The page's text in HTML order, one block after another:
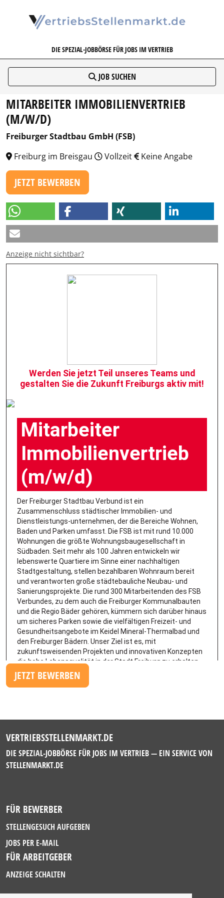
DIE SPEZIAL-JOBBÖRSE FÜR JOBS IM VERTRIEB
JOB SUCHEN
MITARBEITER IMMOBILIENVERTRIEB
(M/W/D)
Freiburger Stadtbau GmbH (FSB)
Freiburg im Breisgau
Vollzeit Keine Angabe
JETZT BEWERBEN
Anzeige nicht sichtbar?
JETZT BEWERBEN
VERTRIEBSSTELLENMARKT.DE
DIE SPEZIAL-JOBBÖRSE FÜR JOBS IM VERTRIEB — EIN SERVICE VON
STELLENMARKT.DE
FÜR BEWERBER
STELLENGESUCH AUFGEBEN
JOBS PER E-MAIL
FÜR ARBEITGEBER
ANZEIGE SCHALTEN